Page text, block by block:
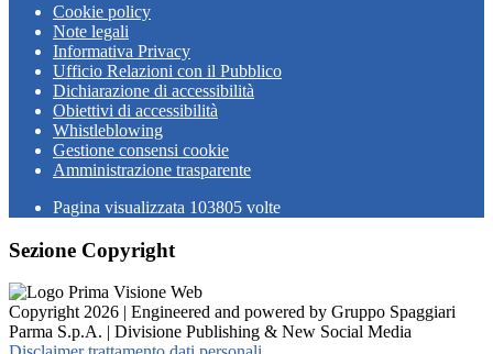
Cookie policy
Note legali
Informativa Privacy
Ufficio Relazioni con il Pubblico
Dichiarazione di accessibilità
Obiettivi di accessibilità
Whistleblowing
Gestione consensi cookie
Amministrazione trasparente
Pagina visualizzata 103805 volte
Sezione Copyright
Copyright 2026 | Engineered and powered by Gruppo Spaggiari
Parma S.p.A. | Divisione Publishing & New Social Media